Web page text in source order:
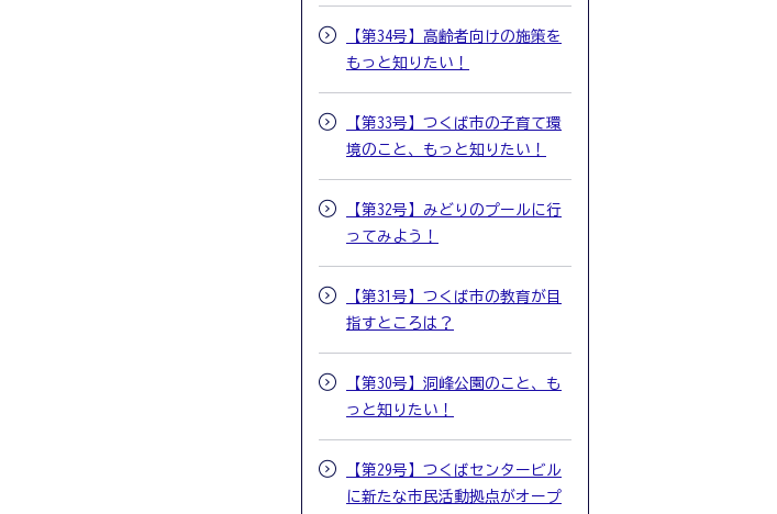
【第34号】高齢者向けの施策を
もっと知りたい！
【第33号】つくば市の子育て環
境のこと、もっと知りたい！
【第32号】みどりのプールに行
ってみよう！
【第31号】つくば市の教育が目
指すところは？
【第30号】洞峰公園のこと、も
っと知りたい！
【第29号】つくばセンタービル
に新たな市民活動拠点がオープ